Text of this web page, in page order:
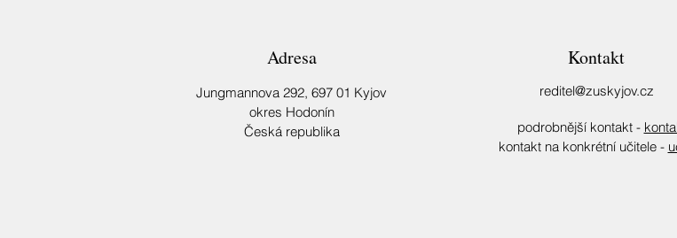
Adresa
Jungmannova 292, 697 01 Kyjov
okres Hodonín
Česká republika
Kontakt
reditel@zuskyjov.cz
podrobnější kontakt -
kontakt na konkrétní učitele -